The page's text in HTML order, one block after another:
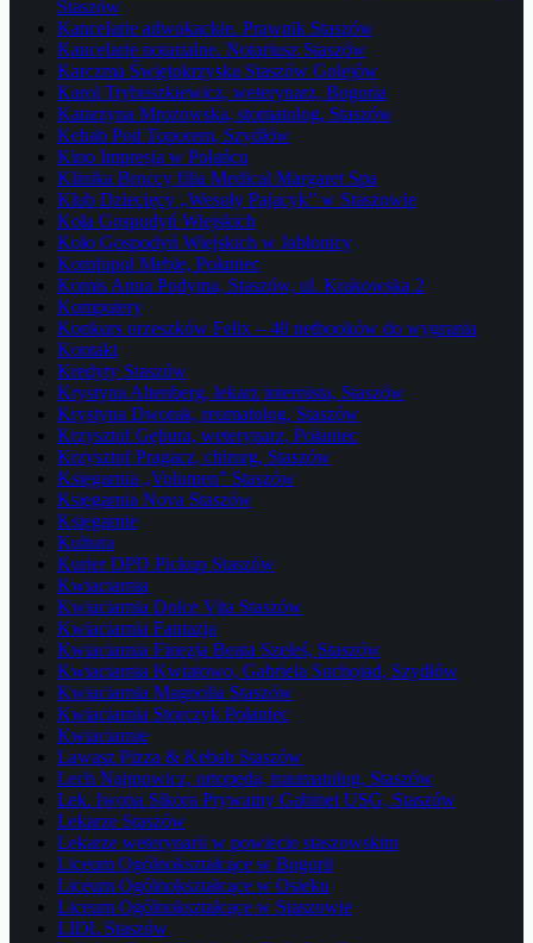
Staszów
Kancelarie adwokackie. Prawnik Staszów
Kancelarie notarialne. Notariusz Staszów
Karczma Świętokrzyska Staszów Golejów
Karol Trybuszkiewicz, weterynarz, Bogoria
Katarzyna Mrozowska, stomatolog, Staszów
Kebab Pod Toporem, Szydłów
Kino Impresja w Połańcu
Klinika Broccy filia Medical Margaret Spa
Klub Dziecięcy „Wesoły Pajacyk” w Staszowie
Koła Gospodyń Wiejskich
Koło Gospodyń Wiejskich w Jabłonicy
Komfopol Meble, Połaniec
Komis Anna Podyma, Staszów, ul. Krakowska 2
Komputery
Konkurs orzeszków Felix – 40 netbooków do wygrania
Kontakt
Kredyty Staszów
Krystyna Altenberg, lekarz internista, Staszów
Krystyna Dworak, reumatolog, Staszów
Krzysztof Gębura, weterynarz, Połaniec
Krzysztof Pragacz, chirurg, Staszów
Księgarnia „Volumen” Staszów
Księgarnia Nova Staszów
Księgarnie
Kultura
Kurier DPD Pickup Staszów
Kwiaciarnia
Kwiaciarnia Dolce Vita Staszów
Kwiaciarnia Fantazja
Kwiaciarnia Finezja Beata Szeleś, Staszów
Kwiaciarnia Kwiatowo, Gabriela Suchojad, Szydłów
Kwiaciarnia Magnolia Staszów
Kwiaciarnia Storczyk Połaniec
Kwiaciarnie
Lawasz Pizza & Kebab Staszów
Lech Najmowicz, ortopeda, traumatolog, Staszów
Lek. Iwona Sikora Prywatny Gabinet USG, Staszów
Lekarze Staszów
Lekarze weterynarii w powiecie staszowskim
Liceum Ogólnokształcące w Bogorii
Liceum Ogólnokształcące w Osieku
Liceum Ogólnokształcące w Staszowie
LIDL Staszów